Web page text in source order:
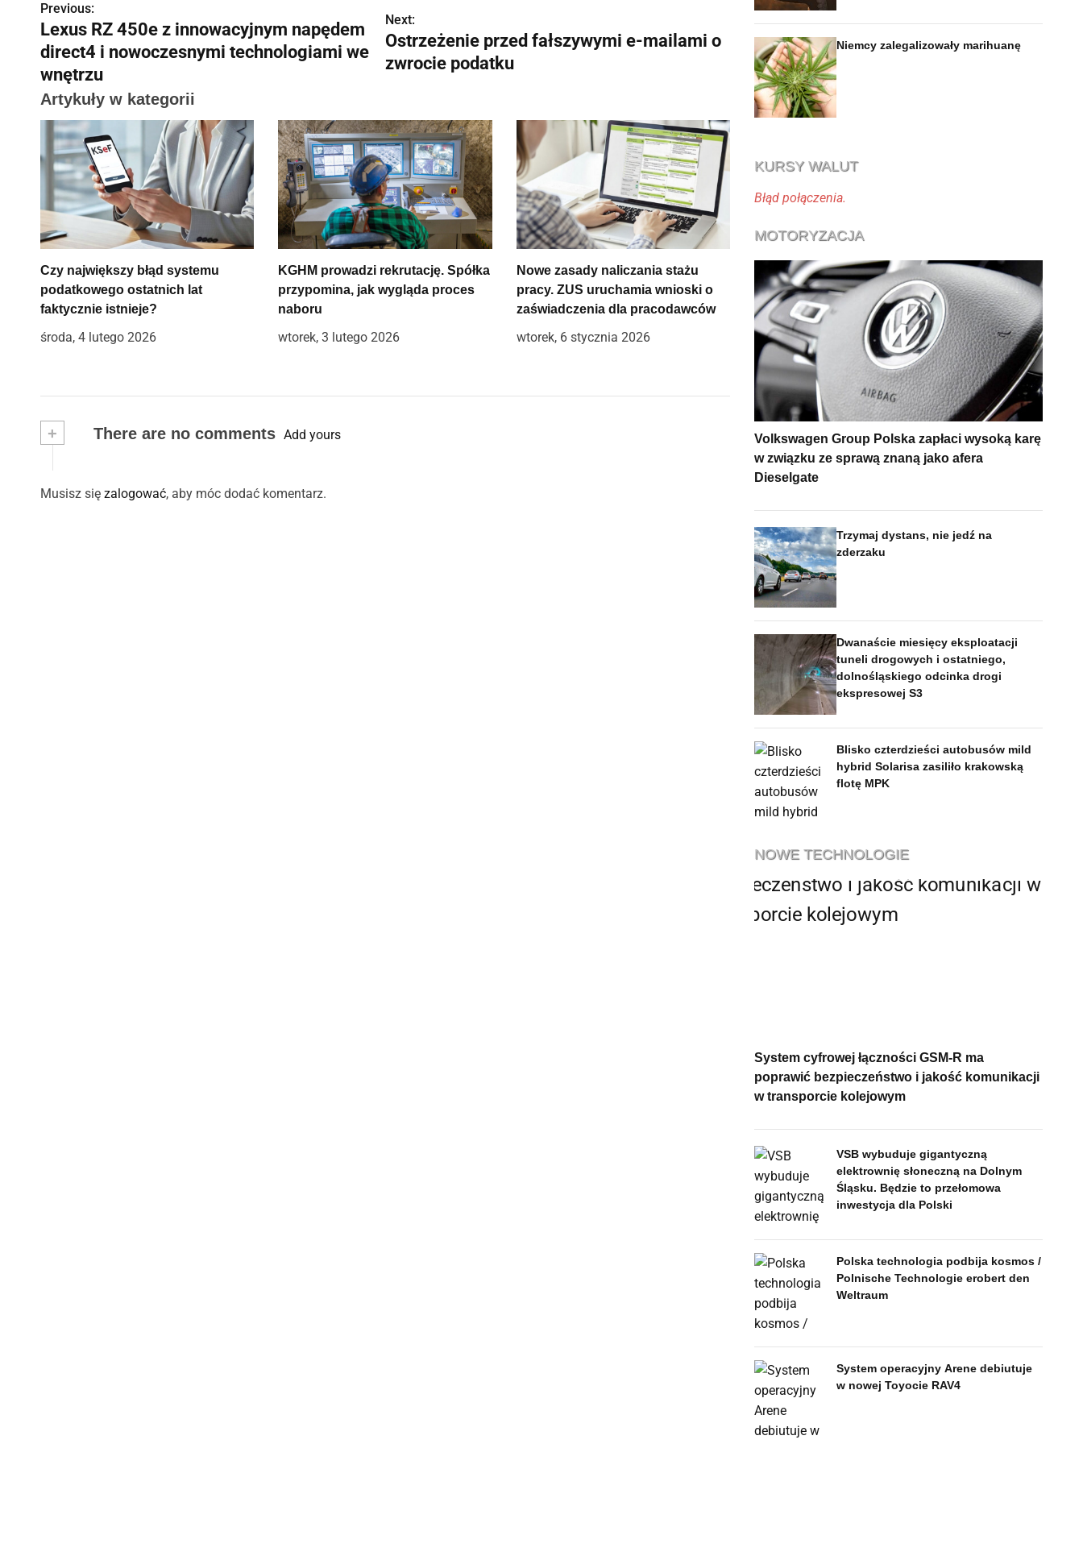
N
a
w
i
a
j
w
p
Previous:
Lexus RZ 450e z innowacyjnym napędem
direct4 i nowoczesnymi technologiami we
wnętrzu
Next:
Ostrzeżenie przed fałszywymi e-mailami o
zwrocie podatku
Artykuły w kategorii
Czy największy błąd systemu
podatkowego ostatnich lat
faktycznie istnieje?
środa, 4 lutego 2026
KGHM prowadzi rekrutację. Spółka
przypomina, jak wygląda proces
naboru
wtorek, 3 lutego 2026
Nowe zasady naliczania stażu
pracy. ZUS uruchamia wnioski o
zaświadczenia dla pracodawców
wtorek, 6 stycznia 2026
+ There are no comments Add yours
Musisz się zalogować, aby móc dodać komentarz.
Niemcy zalegalizowały marihuanę
KURSY WALUT
Błąd połączenia.
MOTORYZACJA
Volkswagen Group Polska zapłaci wysoką karę
w związku ze sprawą znaną jako afera
Dieselgate
Trzymaj dystans, nie jedź na
zderzaku
Dwanaście miesięcy eksploatacji
tuneli drogowych i ostatniego,
dolnośląskiego odcinka drogi
ekspresowej S3
Blisko czterdzieści autobusów mild
hybrid Solarisa zasiliło krakowską
flotę MPK
NOWE TECHNOLOGIE
System cyfrowej łączności GSM-R ma
poprawić bezpieczeństwo i jakość komunikacji
w transporcie kolejowym
VSB wybuduje gigantyczną
elektrownię słoneczną na Dolnym
Śląsku. Będzie to przełomowa
inwestycja dla Polski
Polska technologia podbija kosmos /
Polnische Technologie erobert den
Weltraum
System operacyjny Arene debiutuje
w nowej Toyocie RAV4